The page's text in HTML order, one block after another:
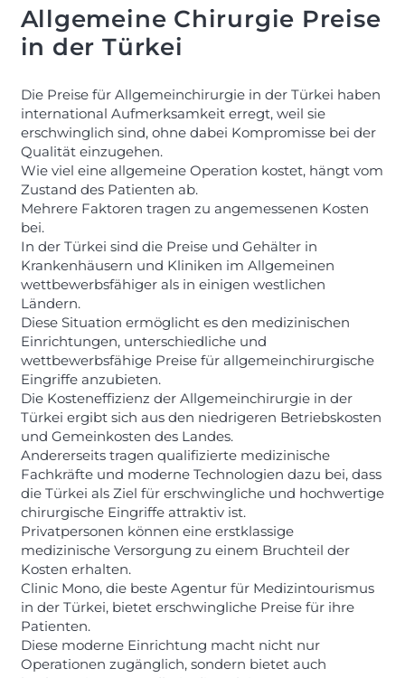
Allgemeine Chirurgie Preise
in der Türkei
Die Preise für Allgemeinchirurgie in der Türkei haben
international Aufmerksamkeit erregt, weil sie
erschwinglich sind, ohne dabei Kompromisse bei der
Qualität einzugehen.
Wie viel eine allgemeine Operation kostet, hängt vom
Zustand des Patienten ab.
Mehrere Faktoren tragen zu angemessenen Kosten
bei.
In der Türkei sind die Preise und Gehälter in
Krankenhäusern und Kliniken im Allgemeinen
wettbewerbsfähiger als in einigen westlichen
Ländern.
Diese Situation ermöglicht es den medizinischen
Einrichtungen, unterschiedliche und
wettbewerbsfähige Preise für allgemeinchirurgische
Eingriffe anzubieten.
Die Kosteneffizienz der Allgemeinchirurgie in der
Türkei ergibt sich aus den niedrigeren Betriebskosten
und Gemeinkosten des Landes.
Andererseits tragen qualifizierte medizinische
Fachkräfte und moderne Technologien dazu bei, dass
die Türkei als Ziel für erschwingliche und hochwertige
chirurgische Eingriffe attraktiv ist.
Privatpersonen können eine erstklassige
medizinische Versorgung zu einem Bruchteil der
Kosten erhalten.
Clinic Mono, die beste Agentur für Medizintourismus
in der Türkei, bietet erschwingliche Preise für ihre
Patienten.
Diese moderne Einrichtung macht nicht nur
Operationen zugänglich, sondern bietet auch